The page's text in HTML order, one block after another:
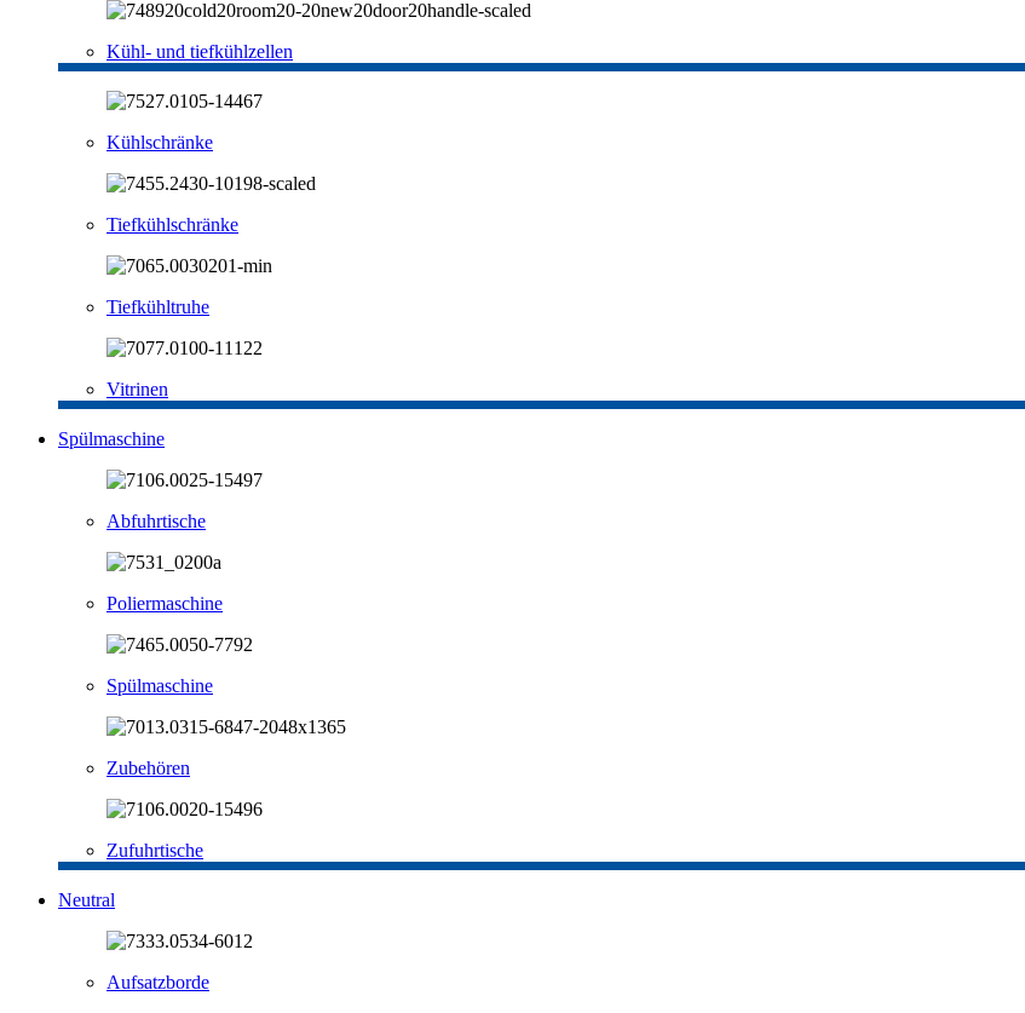
Kühl- und tiefkühlzellen
Kühlschränke
Tiefkühlschränke
Tiefkühltruhe
Vitrinen
Spülmaschine
Abfuhrtische
Poliermaschine
Spülmaschine
Zubehören
Zufuhrtische
Neutral
Aufsatzborde